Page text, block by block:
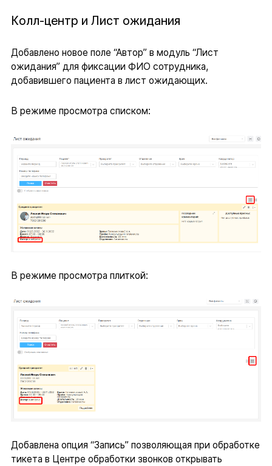
Колл-центр и Лист ожидания
Добавлено новое поле “Автор” в модуль “Лист
ожидания” для фиксации ФИО сотрудника,
добавившего пациента в лист ожидающих.
В режиме просмотра списком:
В режиме просмотра плиткой:
Добавлена опция “Запись” позволяющая при обработке
тикета в Центре обработки звонков открывать